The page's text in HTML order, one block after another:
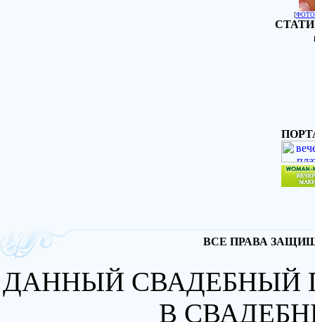
[
ВСЕ ПРАВА
ДАННЫЙ СВАДЕБНЫЙ
В